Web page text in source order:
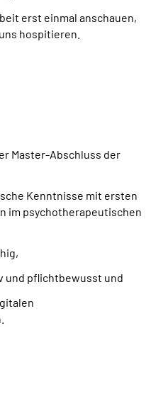
erst einmal anschauen,
hospitieren.
Master-Abschluss der
Kenntnisse mit ersten
im psychotherapeutischen
und pflichtbewusst und